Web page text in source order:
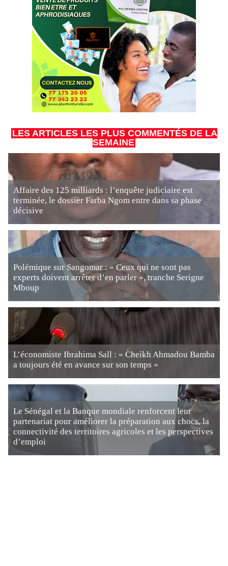
LES ARTICLES LES PLUS COMMENTÉS DE LA
SEMAINE
Affaire des 125 milliards : l’enquête judiciaire est
terminée, le dossier Farba Ngom entre dans sa phase
décisive
Polémique sur Sangomar : « Ceux qui ne sont pas
experts doivent arrêter d’en parler », tranche Serigne
Mboup
L’économiste Ibrahima Sall : « Cheikh Ahmadou Bamba
a toujours été en avance sur son temps »
Le Sénégal et la Banque mondiale renforcent leur
partenariat pour améliorer la préparation aux chocs, la
connectivité des territoires agricoles et les perspectives
d’emploi